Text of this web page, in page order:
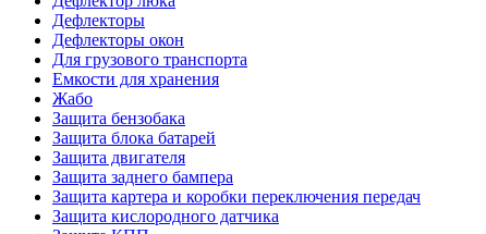
Дефлекторы
Дефлекторы окон
Для грузового транспорта
Емкости для хранения
Жабо
Защита бензобака
Защита блока батарей
Защита двигателя
Защита заднего бампера
Защита картера и коробки переключения передач
Защита кислородного датчика